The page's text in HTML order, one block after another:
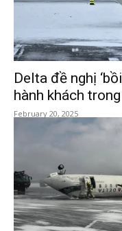
Delta đề nghị
hành khách
February 20, 2025